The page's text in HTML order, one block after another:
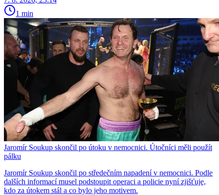
1 min
Jaromír Soukup skončil po útoku v nemocnici. Útočníci měli použít
pálku
Jaromír Soukup skončil po středečním napadení v nemocnici. Podle
dalších informací musel podstoupit operaci a policie nyní zjišťuje,
kdo za útokem stál a co bylo jeho motivem.